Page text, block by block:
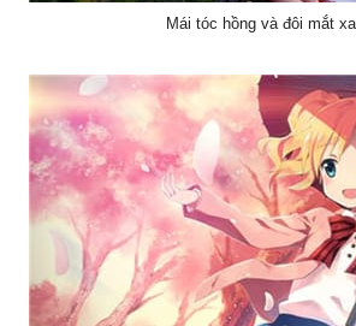
Mái tóc hồng và đôi mắt